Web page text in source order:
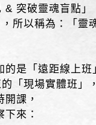
& 突破靈魂盲點」
所以稱為：「靈
的是「遠距線上班
「現場實體班」
課，
來：